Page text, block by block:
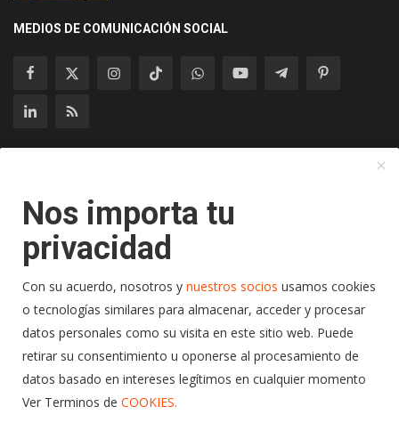
MEDIOS DE COMUNICACIÓN SOCIAL
Copyright 2024 Radio Play Stereo- Todos los Derechos
Politicas de Cookies
Terminos y Condiciones
Politicas de Privacidad
Nos importa tu
privacidad
Con su acuerdo, nosotros y nuestros socios usamos cookies
o tecnologías similares para almacenar, acceder y procesar
datos personales como su visita en este sitio web. Puede
retirar su consentimiento u oponerse al procesamiento de
datos basado en intereses legítimos en cualquier momento
Ver Terminos de COOKIES.